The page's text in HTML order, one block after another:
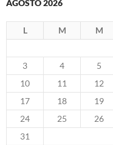
AGOSTO 2026
L M M
3
4 5
10
11 12
17
18 19
24
25 26
31